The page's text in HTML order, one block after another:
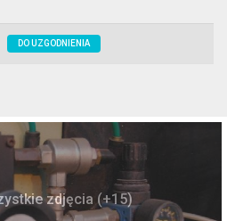
DO UZGODNIENIA
zdjęcia (+15)